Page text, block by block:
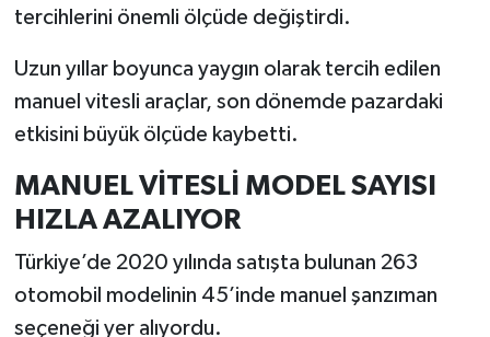
tercihlerini önemli ölçüde değiştirdi.
Uzun yıllar boyunca yaygın olarak tercih edilen
manuel vitesli araçlar, son dönemde pazardaki
etkisini büyük ölçüde kaybetti.
MANUEL VİTESLİ MODEL SAYISI
HIZLA AZALIYOR
Türkiye’de 2020 yılında satışta bulunan 263
otomobil modelinin 45’inde manuel şanzıman
seçeneği yer alıyordu.
Magazin
Otomobil
Pazarlar
Politika
Rüya Tabirleri